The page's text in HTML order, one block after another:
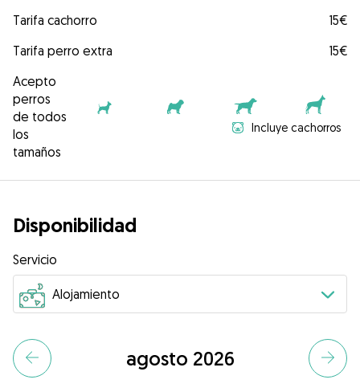
Tarifa cachorro
15€
Tarifa perro extra
15€
Acepto
perros
de todos
los
tamaños
Incluye cachorros
Disponibilidad
Servicio
agosto 2026